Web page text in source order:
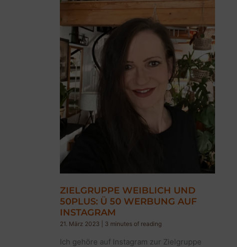
ZIELGRUPPE WEIBLICH UND
50PLUS: Ü 50 WERBUNG AUF
INSTAGRAM
21. März 2023 3 minutes of reading
Ich gehöre auf Instagram zur Zielgruppe